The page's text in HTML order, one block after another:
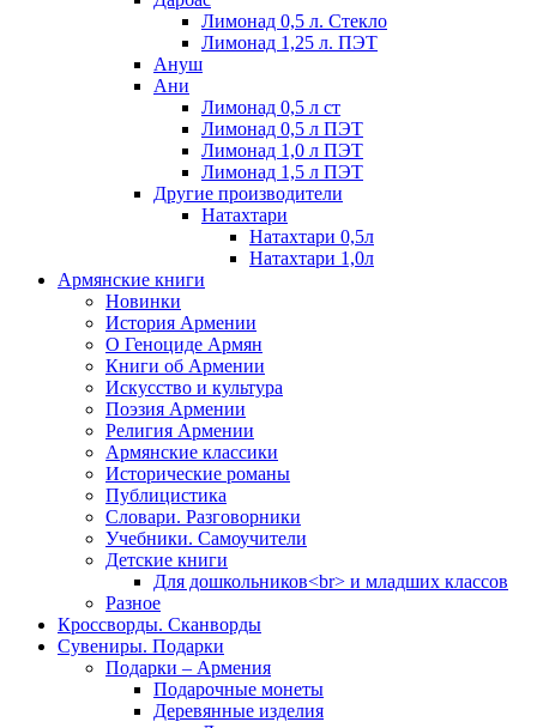
Лимонад 0,5 л. Стекло
Лимонад 1,25 л. ПЭТ
Ануш
Ани
Лимонад 0,5 л ст
Лимонад 0,5 л ПЭТ
Лимонад 1,0 л ПЭТ
Лимонад 1,5 л ПЭТ
Другие производители
Натахтари
Натахтари 0,5л
Натахтари 1,0л
Армянские книги
Новинки
История Армении
О Геноциде Армян
Книги об Армении
Иcкусство и культура
Поэзия Армении
Религия Армении
Армянские классики
Исторические романы
Публицистика
Словари. Разговорники
Учебники. Самоучители
Детские книги
Для дошкольников<br> и младших классов
Разное
Кроссворды. Сканворды
Сувениры. Подарки
Подарки – Армения
Подарочные монеты
Деревянные изделия